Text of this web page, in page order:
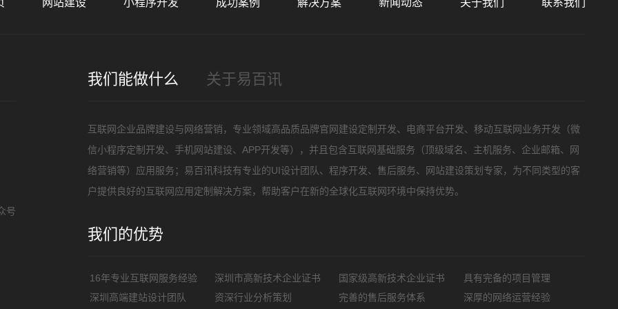
号
我们能做什么 关于易百讯
互联网企业品牌建设与网络营销，专业领域高品质品牌官网建设定制开发、电商平台开发、移动互联网业务开发（微
信小程序定制开发、手机网站建设、APP开发等），并且包含互联网基础服务（顶级域名、主机服务、企业邮箱、网
络营销等）应用服务；易百讯科技有专业的UI设计团队、程序开发、售后服务、网站建设策划专家，为不同类型的客
户提供良好的互联网应用定制解决方案，帮助客户在新的全球化互联网环境中保持优势。
我们的优势
16年专业互联网服务经验 深圳市高新技术企业证书 国家级高新技术企业证书
具有完备的项目管理
深圳高端建站设计团队
资深行业分析策划 完善的售后服务体系 深厚的网络运营经验